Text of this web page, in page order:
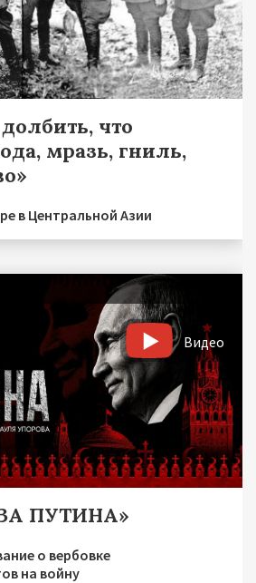
что
мразь, гниль,
в Центральной Азии
Видео
ПУТИНА»
о вербовке
на войну